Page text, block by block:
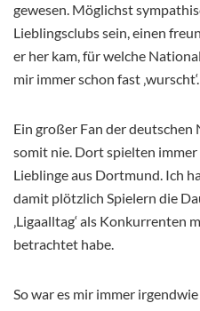
gewesen. Möglichst
Lieblingsclubs sein, einen
er her kam, für welche
mir immer schon fast ‚wurscht‘.
Ein großer Fan der
somit nie. Dort spielten immer
Lieblinge aus Dortmund. Ich
damit plötzlich Spielern die
‚Ligaalltag‘ als Konkurrenten
betrachtet habe.
So war es mir immer